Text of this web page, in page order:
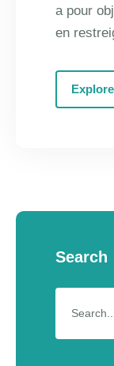
a pour
en
Search